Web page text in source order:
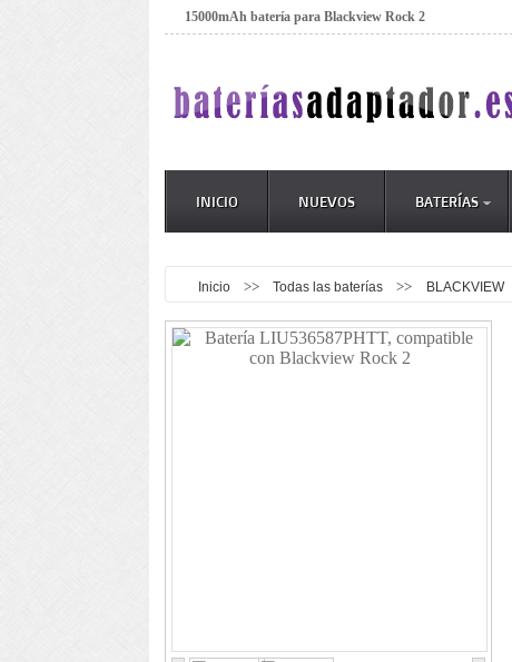
15000mAh batería para Blackview Rock 2
INICIO NUEVOS BATERÍAS
Inicio >> Todas las baterías >> BLACKVIEW